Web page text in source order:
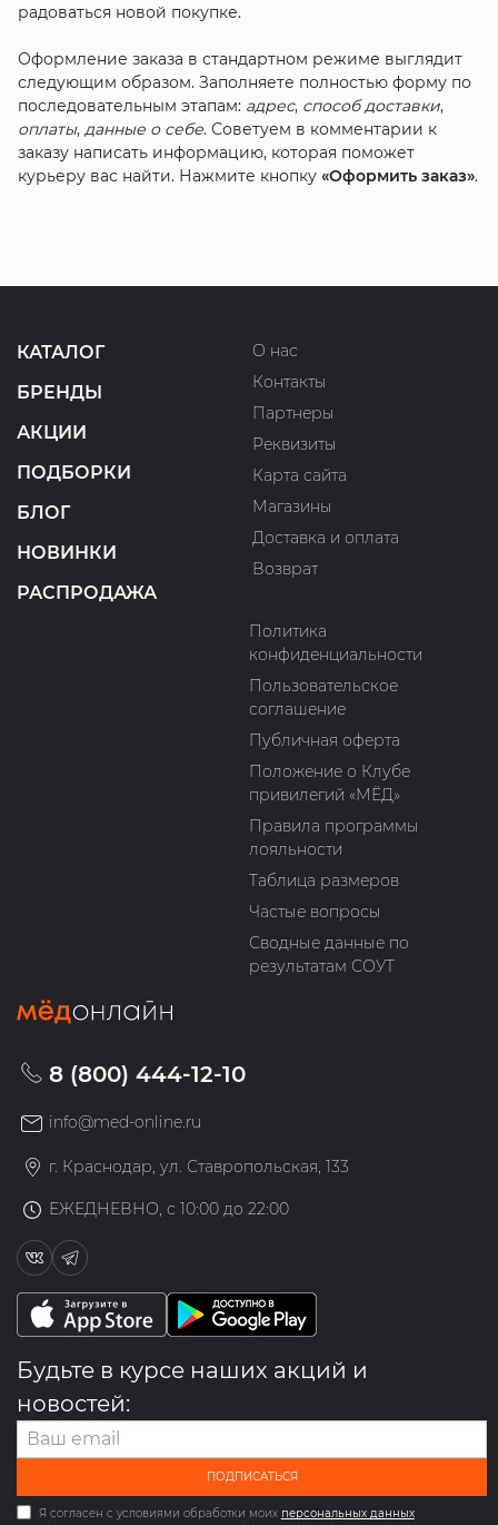
радоваться новой покупке.
Оформление заказа в стандартном режиме выглядит
следующим образом. Заполняете полностью форму по
последовательным этапам: адрес, способ доставки,
оплаты, данные о себе. Советуем в комментарии к
заказу написать информацию, которая поможет
курьеру вас найти. Нажмите кнопку «Оформить заказ».
КАТАЛОГ
БРЕНДЫ
АКЦИИ
ПОДБОРКИ
БЛОГ
НОВИНКИ
РАСПРОДАЖА
О нас
Контакты
Партнеры
Реквизиты
Карта сайта
Магазины
Доставка и оплата
Возврат
Политика
конфиденциальности
Пользовательское
соглашение
Публичная оферта
Положение о Клубе
привилегий «МЁД»
Правила программы
лояльности
Таблица размеров
Частые вопросы
Сводные данные по
результатам СОУТ
8 (800) 444-12-10
info@med-online.ru
г. Краснодар, ул. Ставропольская, 133
ЕЖЕДНЕВНО, с 10:00 до 22:00
Будьте в курсе наших акций и
новостей:
ПОДПИСАТЬСЯ
Я согласен с условиями обработки моих персональных данных